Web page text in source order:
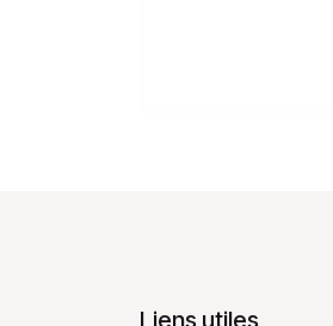
Liens utiles